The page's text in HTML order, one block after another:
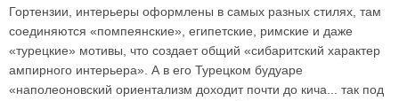
Гортензии, интерьеры оформлены в самых разных стилях, там
соединяются «помпеянские», египетские, римские и даже
«турецкие» мотивы, что создает общий «сибаритский характер
ампирного интерьера». А в его Турецком будуаре
«наполеоновский ориентализм доходит почти до кича... так под